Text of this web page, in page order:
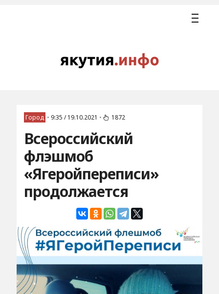
Город • 9:35 / 19.10.2021 • 1872
Всероссийский
флэшмоб
«Ягеройпереписи»
продолжается